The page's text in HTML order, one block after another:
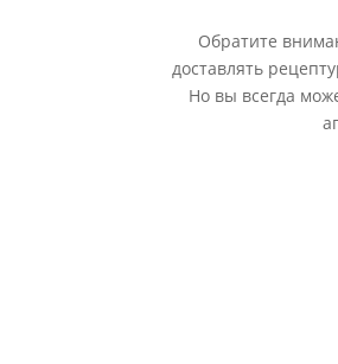
Обратите
доставлять
Но вы всегда